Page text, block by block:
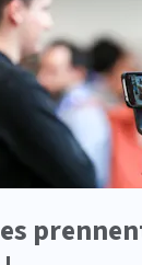
en EFJ 1